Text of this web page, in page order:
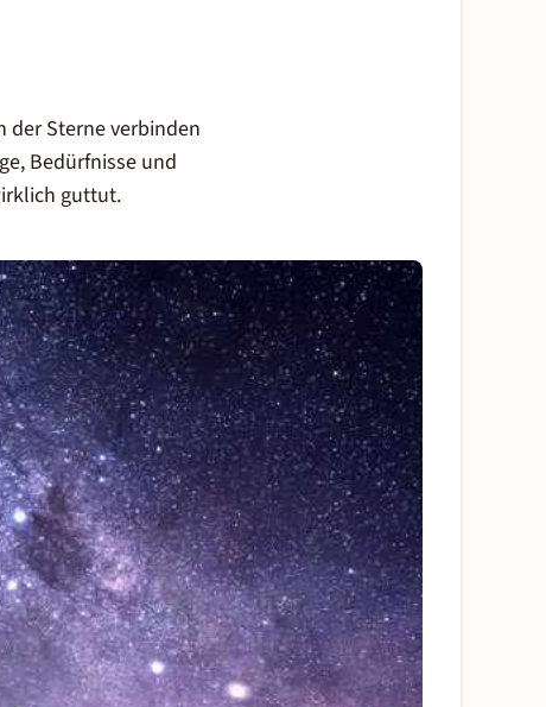
der Sterne verbinden
Bedürfnisse und
guttut.